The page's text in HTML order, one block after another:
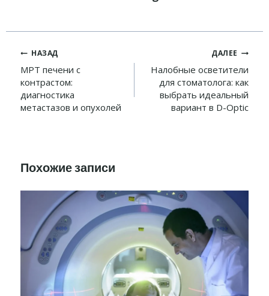
Навигация
по
записям
НАЗАД
МРТ печени с
контрастом:
диагностика
метастазов и опухолей
ДАЛЕЕ
Налобные осветители
для стоматолога: как
выбрать идеальный
вариант в D-Optic
Похожие записи